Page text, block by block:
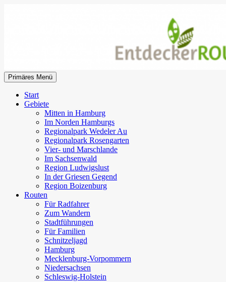
EntdeckerRouten
Suchen
Primäres Menü
Start
Gebiete
Mitten in Hamburg
Im Norden Hamburgs
Regionalpark Wedeler Au
Regionalpark Rosengarten
Vier- und Marschlande
Im Sachsenwald
Region Ludwigslust
In der Griesen Gegend
Region Boizenburg
Routen
Für Radfahrer
Zum Wandern
Stadtführungen
Für Familien
Schnitzeljagd
Hamburg
Mecklenburg-Vorpommern
Niedersachsen
Schleswig-Holstein